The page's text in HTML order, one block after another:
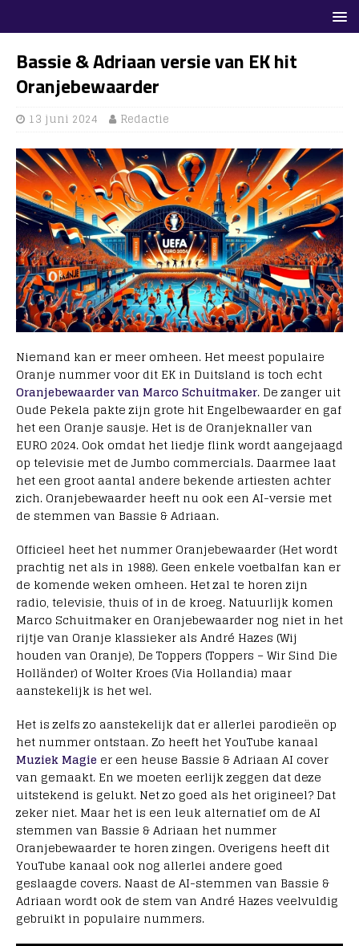
Bassie & Adriaan versie van EK hit
Oranjebewaarder
13 juni 2024 Redactie
Niemand kan er meer omheen. Het meest populaire
Oranje nummer voor dit EK in Duitsland is toch echt
Oranjebewaarder van Marco Schuitmaker. De zanger uit
Oude Pekela pakte zijn grote hit Engelbewaarder en gaf
het een Oranje sausje. Het is de Oranjeknaller van
EURO 2024. Ook omdat het liedje flink wordt aangejaagd
op televisie met de Jumbo commercials. Daarmee laat
het een groot aantal andere bekende artiesten achter
zich. Oranjebewaarder heeft nu ook een AI-versie met
de stemmen van Bassie & Adriaan.
Officieel heet het nummer Oranjebewaarder (Het wordt
prachtig net als in 1988). Geen enkele voetbalfan kan er
de komende weken omheen. Het zal te horen zijn
radio, televisie, thuis of in de kroeg. Natuurlijk komen
Marco Schuitmaker en Oranjebewaarder nog niet in het
rijtje van Oranje klassieker als André Hazes (Wij
houden van Oranje), De Toppers (Toppers – Wir Sind Die
Holländer) of Wolter Kroes (Via Hollandia) maar
aanstekelijk is het wel.
Het is zelfs zo aanstekelijk dat er allerlei parodieën op
het nummer ontstaan. Zo heeft het YouTube kanaal
Muziek Magie er een heuse Bassie & Adriaan AI cover
van gemaakt. En we moeten eerlijk zeggen dat deze
uitstekend is gelukt. Net zo goed als het origineel? Dat
zeker niet. Maar het is een leuk alternatief om de AI
stemmen van Bassie & Adriaan het nummer
Oranjebewaarder te horen zingen. Overigens heeft dit
YouTube kanaal ook nog allerlei andere goed
geslaagde covers. Naast de AI-stemmen van Bassie &
Adriaan wordt ook de stem van André Hazes veelvuldig
gebruikt in populaire nummers.